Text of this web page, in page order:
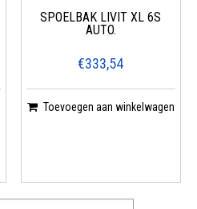
SPOELBAK LIVIT XL 6S
AUTO.
€333,54
Toevoegen aan winkelwagen